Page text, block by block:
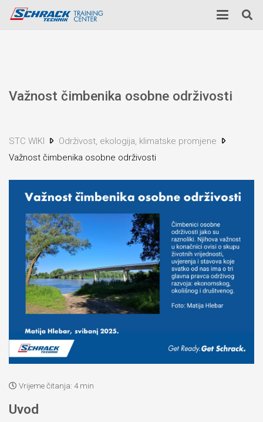
Važnost čimbenika osobne održivosti
STC WIKI
Održivost, ekologija, klimatske promjene
Važnost čimbenika osobne održivosti
Vrijeme čitanja: 4 min
Uvod